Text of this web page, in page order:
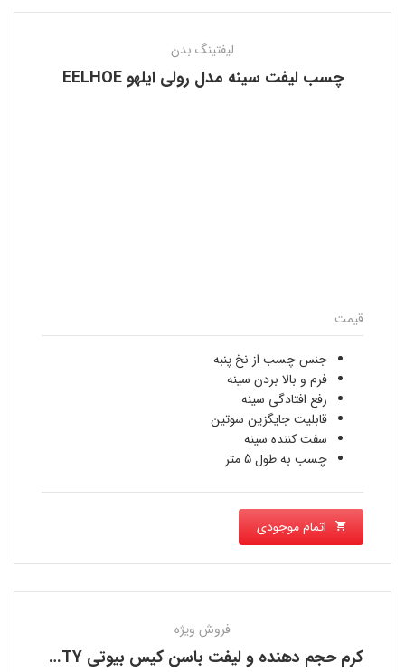
لیفتینگ بدن
چسب لیفت سینه مدل رولی ایلهو EELHOE
قیمت
جنس چسب از نخ پنبه
فرم و بالا بردن سینه
رفع افتادگی سینه
قابلیت جایگزین سوتین
سفت کننده سینه
چسب به طول 5 متر
اتمام موجودی
فروش ویژه
کرم حجم دهنده و لیفت باسن کیس بیوتی KISS BEAUTY